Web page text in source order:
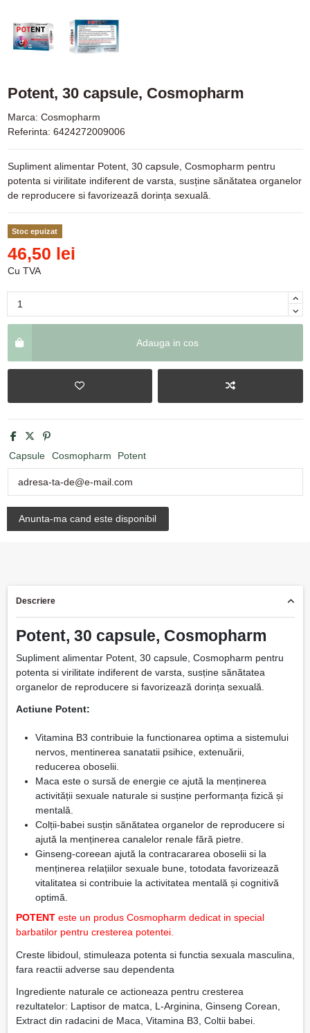
Potent, 30 capsule, Cosmopharm
Marca: Cosmopharm
Referinta: 6424272009006
Supliment alimentar Potent, 30 capsule, Cosmopharm pentru
potenta si virilitate indiferent de varsta, susține sănătatea organelor
de reproducere si favorizează dorința sexuală.
Stoc epuizat
46,50 lei
Cu TVA
Adauga in cos
Capsule Cosmopharm Potent
Descriere
Potent, 30 capsule, Cosmopharm
Supliment alimentar Potent, 30 capsule, Cosmopharm pentru
potenta si virilitate indiferent de varsta, susține sănătatea
organelor de reproducere si favorizează dorința sexuală.
Actiune Potent:
Vitamina B3 contribuie la functionarea optima a sistemului
nervos, mentinerea sanatatii psihice, extenuării,
reducerea oboselii.
Maca este o sursă de energie ce ajută la menținerea
activității sexuale naturale si susține performanța fizică și
mentală.
Colții-babei susțin sănătatea organelor de reproducere si
ajută la menținerea canalelor renale fără pietre.
Ginseng-coreean ajută la contracararea oboselii si la
menținerea relațiilor sexuale bune, totodata favorizează
vitalitatea si contribuie la activitatea mentală și cognitivă
optimă.
POTENTeste un produs Cosmopharm dedicat in special
barbatilor pentru cresterea potentei.
Creste libidoul, stimuleaza potenta si functia sexuala masculina,
fara reactii adverse sau dependenta
Ingrediente naturale ce actioneaza pentru cresterea
rezultatelor: Laptisor de matca, L-Arginina, Ginseng Corean,
Extract din radacini de Maca, Vitamina B3, Coltii babei.